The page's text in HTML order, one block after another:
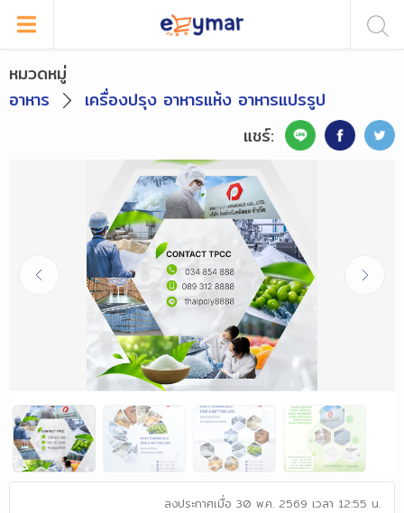
หมวดหมู่
อาหาร
เครื่องปรุง อาหารแห้ง อาหารแปรรูป
แชร์:
ลงประกาศเมื่อ 30 พ.ค. 2569 เวลา 12:55 น.